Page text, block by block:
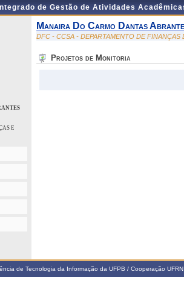
de Gestão de Atividades
E
Manaira Do Carmo Dantas
DFC - CCSA - DEPARTAMENTO DE FINANÇAS
Projetos de Monitoria
de Tecnologia da Informação da UFPB / Cooperação